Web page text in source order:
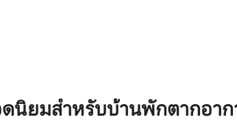
ก ดังนั้นคุณจึง
ายใจแม้ว่าจะมา
เรียกเก็บเงิน 2,000 เยนหลังกา
นอกจากนี้เรามีที่จอดรถที่ปลอ
นิยมสำหรับบ้านพักตากอาก